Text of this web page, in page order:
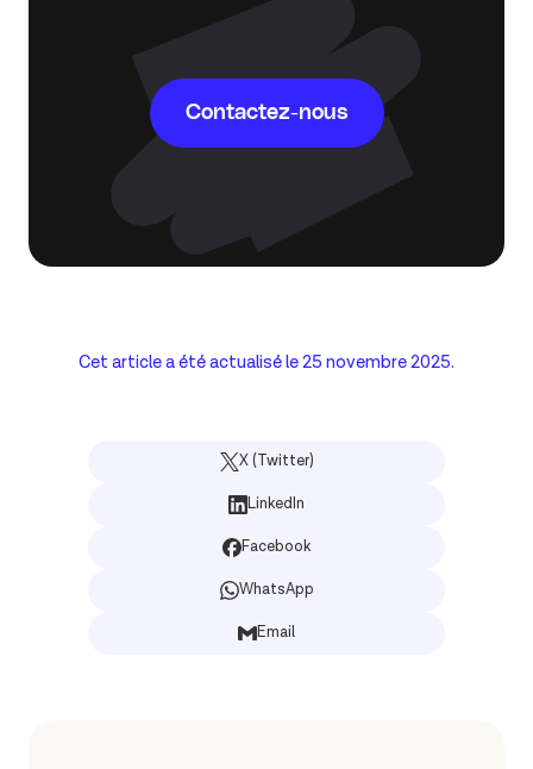
Contactez-nous
Cet article a été actualisé le25 novembre 2025.
X (Twitter)
LinkedIn
Facebook
WhatsApp
Email